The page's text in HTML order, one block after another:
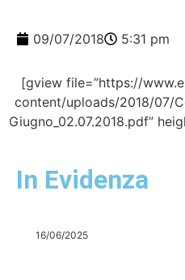
09/07/2018 5:31 pm
[gview file=”https://
content/uploads/2018/07/
Giugno_02.07.2018.pdf”
In Evidenza
16/06/2025